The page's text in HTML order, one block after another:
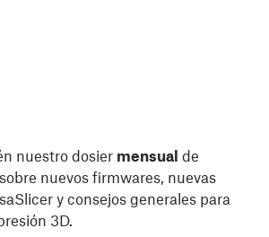
nuestro dosier mensual de
nuevos firmwares, nuevas
y consejos generales para
3D.